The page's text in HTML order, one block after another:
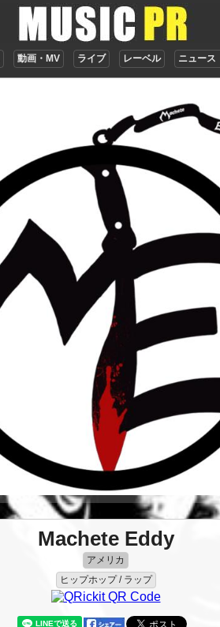
動画・MV ライブ レーベル ニュース
Machete Eddy
アメリカ
ヒップホップ / ラップ